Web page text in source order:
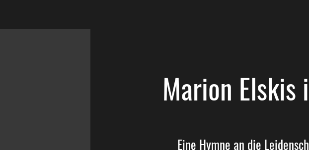
Marion Elskis
Eine Hymne an die